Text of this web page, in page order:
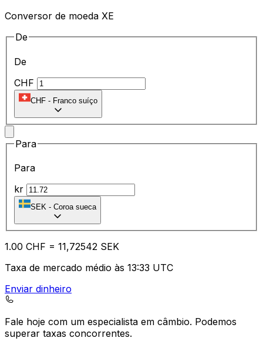
Conversor de moeda XE
De
De
CHF
CHF - Franco suíço
Para
Para
kr
SEK - Coroa sueca
1.00 CHF = 11,72542 SEK
Taxa de mercado médio às 13:33 UTC
Enviar dinheiro
Fale hoje com um especialista em câmbio. Podemos
superar taxas concorrentes.